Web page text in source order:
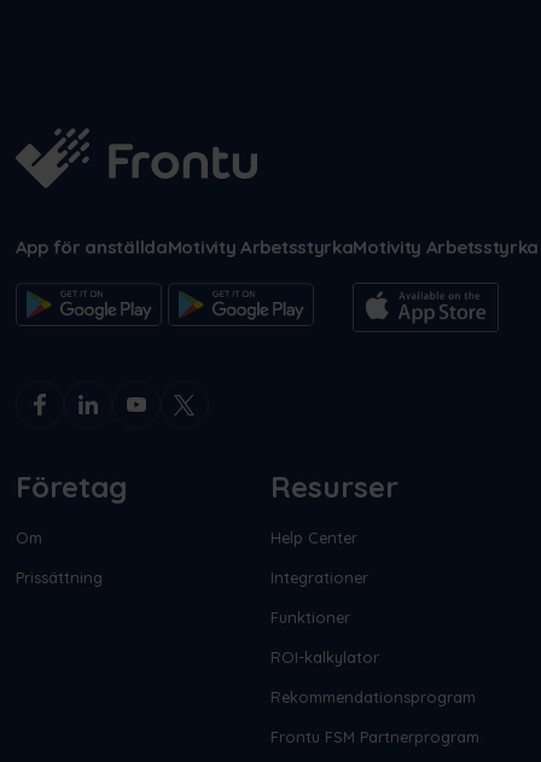
App för anställdaMotivity ArbetsstyrkaMotivity Arbetsstyrka
Företag
Om
Prissättning
Resurser
Help Center
Integrationer
Funktioner
ROI-kalkylator
Rekommendationsprogram
Frontu FSM Partnerprogram